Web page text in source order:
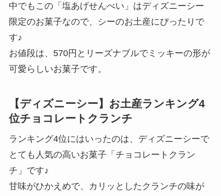
中でもこの「塩あげせんべい」はディズニーシー
限定のお菓子なので、シーのお土産にぴったりで
す♪
お値段は、570円とリーズナブルでミッキーの形が
可愛らしいお菓子です。
【ディズニーシー】お土産ランキング4
位チョコレートクランチ
ランキング4位にはいったのは、ディズニーシーで
とても人気の高いお菓子「チョコレートクラン
チ」です♪
甘味がひかえめで、カリッとしたクランチの味が